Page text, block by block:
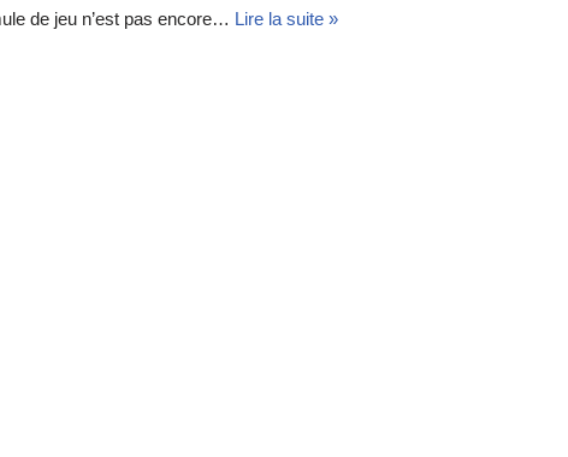
de jeu n’est pas encore… Lire la suite »